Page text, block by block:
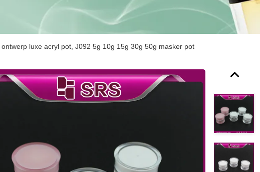
luxe acryl pot, J092 5g 10g 15g 30g 50g masker pot